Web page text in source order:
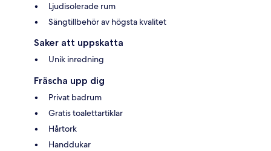
Ljudisolerade rum
Sängtillbehör av högsta kvalitet
Saker att uppskatta
Unik inredning
Fräscha upp dig
Privat badrum
Gratis toalettartiklar
Hårtork
Handdukar